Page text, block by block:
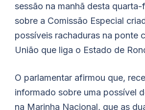
sessão na manhã desta quarta-
sobre a Comissão Especial
possíveis rachaduras na ponte
União que liga o Estado de
O parlamentar afirmou que,
informado sobre uma possível
na Marinha Nacional, que as